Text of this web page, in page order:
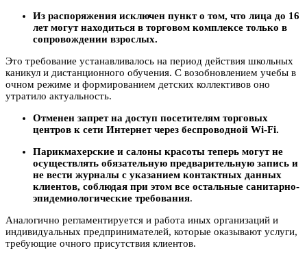
Из распоряжения исключен пункт о том, что лица до 16
лет могут находиться в торговом комплексе только в
сопровождении взрослых.
Это требование устанавливалось на период действия школьных
каникул и дистанционного обучения. С возобновлением учебы в
очном режиме и формированием детских коллективов оно
утратило актуальность.
Отменен запрет на доступ посетителям торговых
центров к сети Интернет через беспроводной Wi-Fi.
Парикмахерские и салоны красоты теперь могут не
осуществлять обязательную предварительную запись и
не вести журналы с указанием контактных данных
клиентов, соблюдая при этом все остальные санитарно-
эпидемиологические требования.
Аналогично регламентируется и работа иных организаций и
индивидуальных предпринимателей, которые оказывают услуги,
требующие очного присутствия клиентов.